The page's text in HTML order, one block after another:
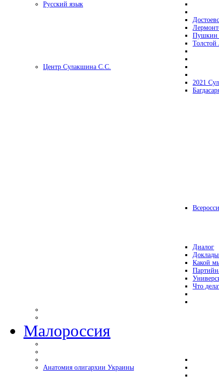
Русский язык
Центр Сулакшина С.С.
2021
Диалог
Какой
Что
Малороссия
Анатомия олигархии Украины